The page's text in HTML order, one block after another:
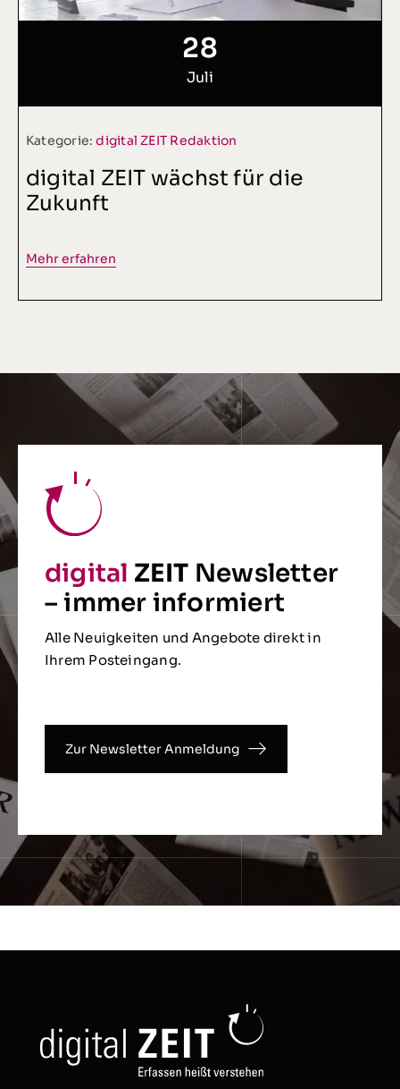
28
Juli
Kategorie:digital ZEIT Redaktion
digital ZEIT wächst für die
Zukunft
Mehr erfahren
digital ZEIT Newsletter
– immer informiert
Alle Neuigkeiten und Angebote direkt in
Ihrem Posteingang.
Zur Newsletter Anmeldung